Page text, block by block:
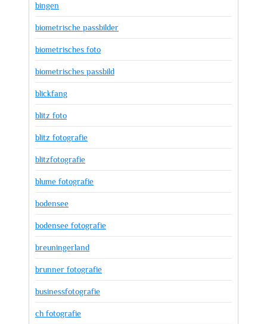
bingen
biometrische passbilder
biometrisches foto
biometrisches passbild
blickfang
blitz foto
blitz fotografie
blitzfotografie
blume fotografie
bodensee
bodensee fotografie
breuningerland
brunner fotografie
businessfotografie
ch fotografie